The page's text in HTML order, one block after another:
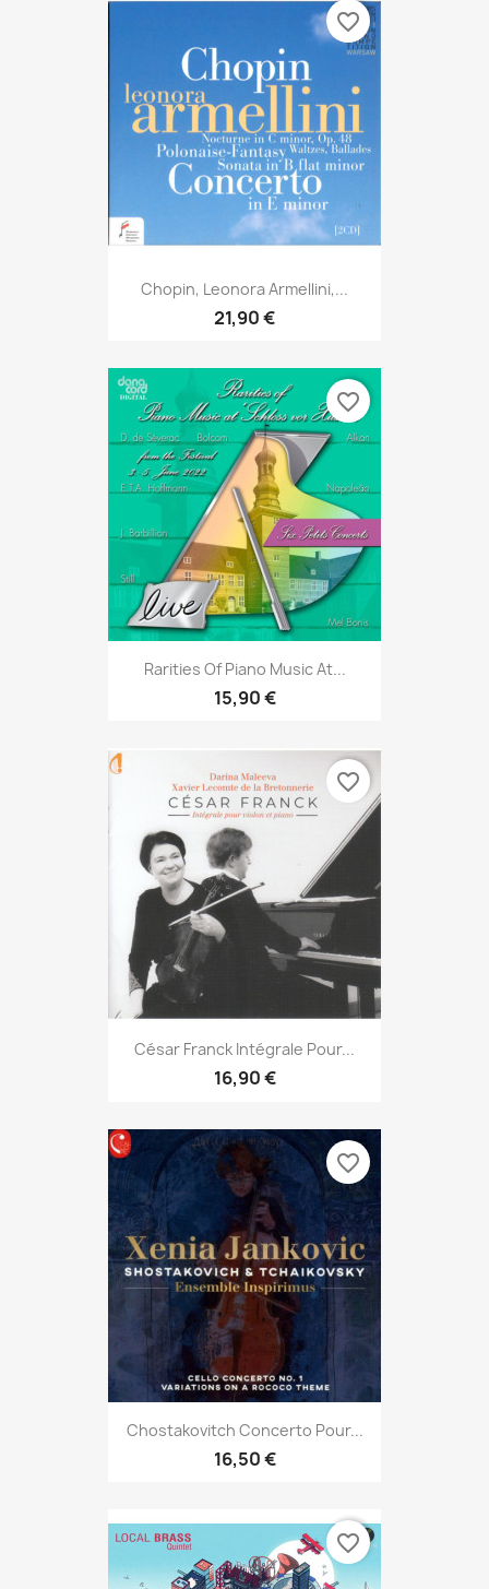
Chopin, Leonora Armellini,...
21,90 €
favorite_border
Rarities Of Piano Music At...
15,90 €
favorite_border
César Franck Intégrale Pour...
16,90 €
favorite_border
Chostakovitch Concerto Pour...
16,50 €
favorite_border
favorite_border